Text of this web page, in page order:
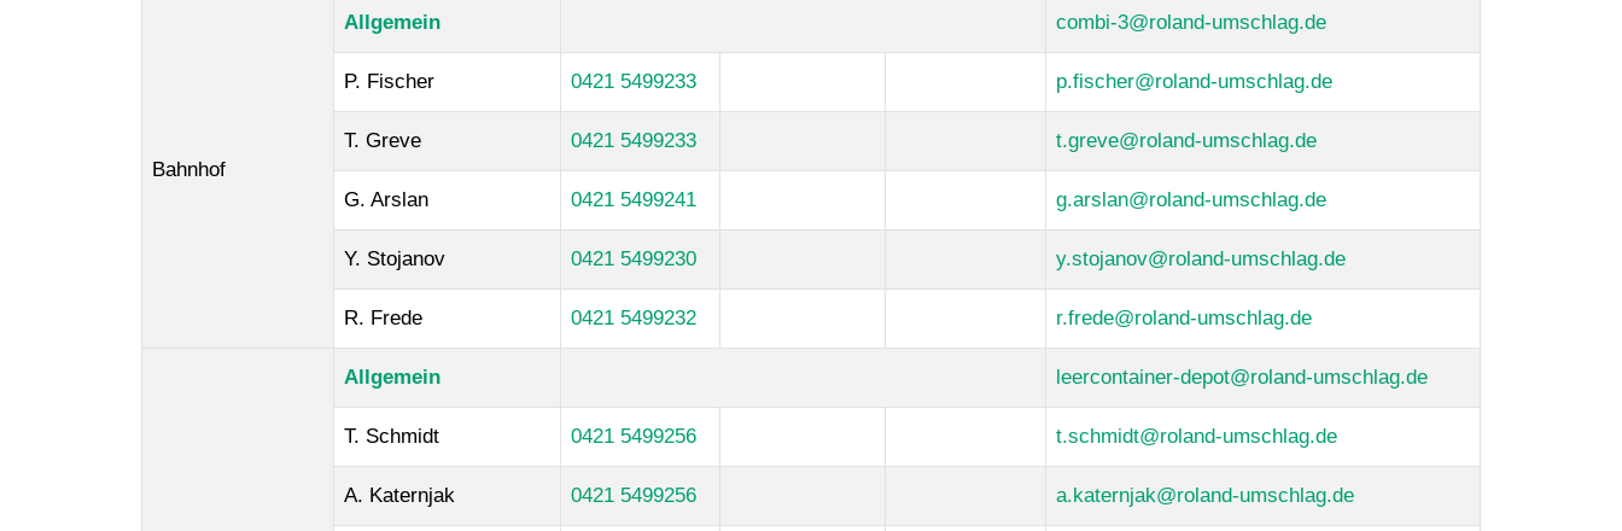
Bahnhof
Allgemein combi-3@roland-umschlag.de
P. Fischer 0421 5499233 p.fischer@roland-umschlag.de
T. Greve 0421 5499233 t.greve@roland-umschlag.de
G. Arslan 0421 5499241 g.arslan@roland-umschlag.de
Y. Stojanov 0421 5499230 y.stojanov@roland-umschlag.de
R. Frede 0421 5499232 r.frede@roland-umschlag.de
Allgemein leercontainer-depot@roland-umschlag.de
T. Schmidt 0421 5499256 t.schmidt@roland-umschlag.de
A. Katernjak 0421 5499256 a.katernjak@roland-umschlag.de